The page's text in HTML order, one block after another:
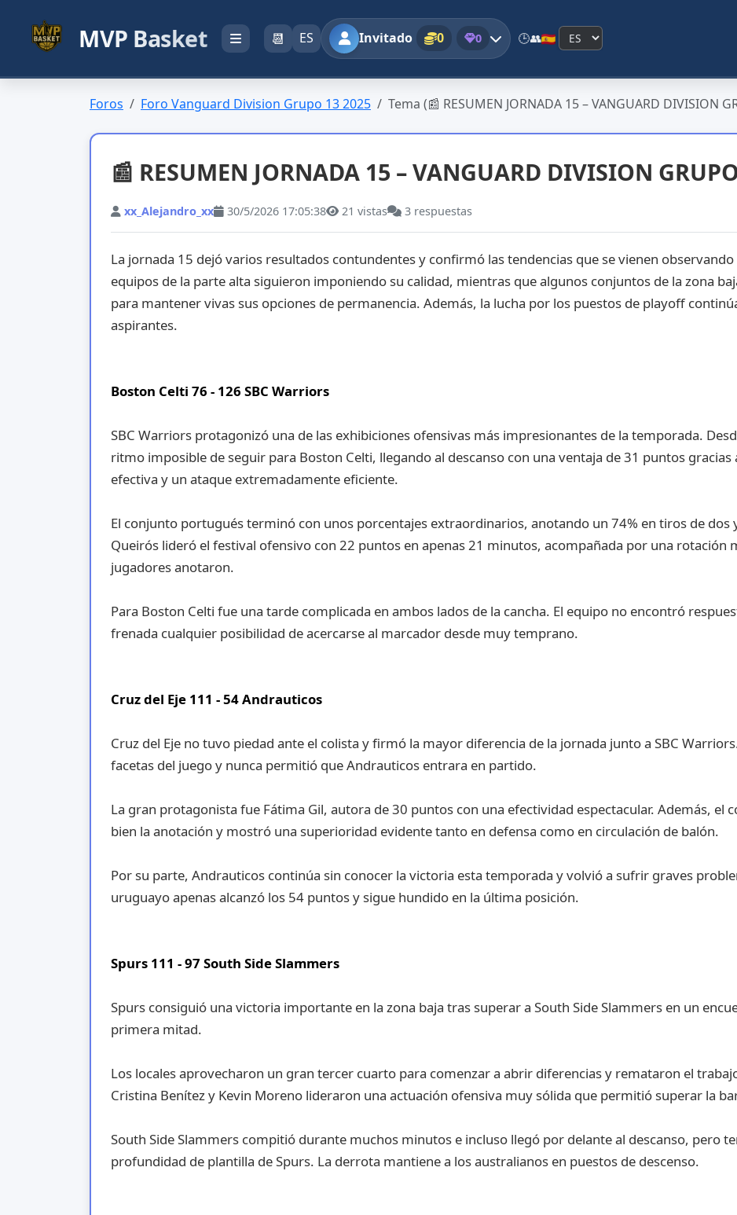
MVP Basket 📆 ES Invitado 0 0 🕒👥
Foros Foro Vanguard Division Grupo 13 2025 Tema (📰 RESUMEN JORNADA 15 – VANGUARD DIVISION
📰 RESUMEN JORNADA 15 – VANGUARD DIVISION
xx_Alejandro_xx 30/5/2026 17:05:38 21 vistas 3 respuestas
La jornada 15 dejó varios resultados contundentes y confirmó las tendencias que se vienen
equipos de la parte alta siguieron imponiendo su calidad, mientras que algunos conjuntos de la zona
para mantener vivas sus opciones de permanencia. Además, la lucha por los puestos de playoff
aspirantes.
Boston Celti 76 - 126 SBC Warriors
SBC Warriors protagonizó una de las exhibiciones ofensivas más impresionantes de la temporada.
ritmo imposible de seguir para Boston Celti, llegando al descanso con una ventaja de 31 puntos
efectiva y un ataque extremadamente eficiente.
El conjunto portugués terminó con unos porcentajes extraordinarios, anotando un 74% en tiros de dos
Queirós lideró el festival ofensivo con 22 puntos en apenas 21 minutos, acompañada por una rotación
jugadores anotaron.
Para Boston Celti fue una tarde complicada en ambos lados de la cancha. El equipo no encontró
frenada cualquier posibilidad de acercarse al marcador desde muy temprano.
Cruz del Eje 111 - 54 Andrauticos
Cruz del Eje no tuvo piedad ante el colista y firmó la mayor diferencia de la jornada junto a SBC
facetas del juego y nunca permitió que Andrauticos entrara en partido.
La gran protagonista fue Fátima Gil, autora de 30 puntos con una efectividad espectacular. Además,
bien la anotación y mostró una superioridad evidente tanto en defensa como en circulación de balón.
Por su parte, Andrauticos continúa sin conocer la victoria esta temporada y volvió a sufrir graves
uruguayo apenas alcanzó los 54 puntos y sigue hundido en la última posición.
Spurs 111 - 97 South Side Slammers
Spurs consiguió una victoria importante en la zona baja tras superar a South Side Slammers en un
primera mitad.
Los locales aprovecharon un gran tercer cuarto para comenzar a abrir diferencias y remataron el
Cristina Benítez y Kevin Moreno lideraron una actuación ofensiva muy sólida que permitió superar la
South Side Slammers compitió durante muchos minutos e incluso llegó por delante al descanso, pero
profundidad de plantilla de Spurs. La derrota mantiene a los australianos en puestos de descenso.